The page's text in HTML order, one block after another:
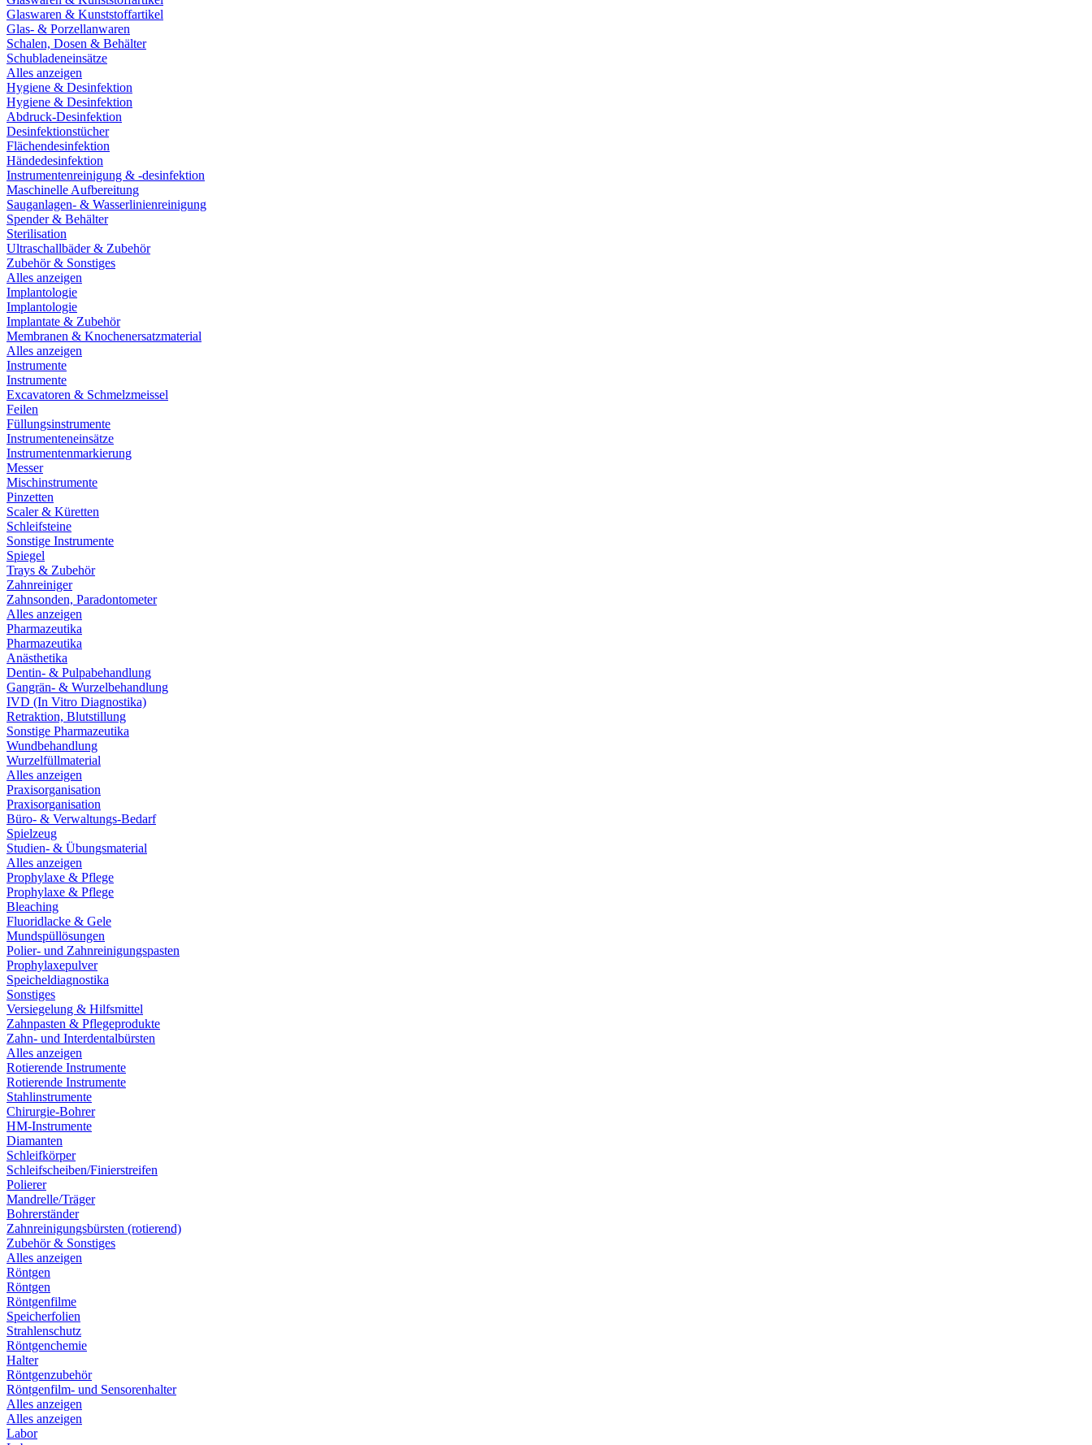
Glaswaren & Kunststoffartikel
Glas- & Porzellanwaren
Schalen, Dosen & Behälter
Schubladeneinsätze
Alles anzeigen
Hygiene & Desinfektion
Hygiene & Desinfektion
Abdruck-Desinfektion
Desinfektionstücher
Flächendesinfektion
Händedesinfektion
Instrumentenreinigung & -desinfektion
Maschinelle Aufbereitung
Sauganlagen- & Wasserlinienreinigung
Spender & Behälter
Sterilisation
Ultraschallbäder & Zubehör
Zubehör & Sonstiges
Alles anzeigen
Implantologie
Implantologie
Implantate & Zubehör
Membranen & Knochenersatzmaterial
Alles anzeigen
Instrumente
Instrumente
Excavatoren & Schmelzmeissel
Feilen
Füllungsinstrumente
Instrumenteneinsätze
Instrumentenmarkierung
Messer
Mischinstrumente
Pinzetten
Scaler & Küretten
Schleifsteine
Sonstige Instrumente
Spiegel
Trays & Zubehör
Zahnreiniger
Zahnsonden, Paradontometer
Alles anzeigen
Pharmazeutika
Pharmazeutika
Anästhetika
Dentin- & Pulpabehandlung
Gangrän- & Wurzelbehandlung
IVD (In Vitro Diagnostika)
Retraktion, Blutstillung
Sonstige Pharmazeutika
Wundbehandlung
Wurzelfüllmaterial
Alles anzeigen
Praxisorganisation
Praxisorganisation
Büro- & Verwaltungs-Bedarf
Spielzeug
Studien- & Übungsmaterial
Alles anzeigen
Prophylaxe & Pflege
Prophylaxe & Pflege
Bleaching
Fluoridlacke & Gele
Mundspüllösungen
Polier- und Zahnreinigungspasten
Prophylaxepulver
Speicheldiagnostika
Sonstiges
Versiegelung & Hilfsmittel
Zahnpasten & Pflegeprodukte
Zahn- und Interdentalbürsten
Alles anzeigen
Rotierende Instrumente
Rotierende Instrumente
Stahlinstrumente
Chirurgie-Bohrer
HM-Instrumente
Diamanten
Schleifkörper
Schleifscheiben/Finierstreifen
Polierer
Mandrelle/Träger
Bohrerständer
Zahnreinigungsbürsten (rotierend)
Zubehör & Sonstiges
Alles anzeigen
Röntgen
Röntgen
Röntgenfilme
Speicherfolien
Strahlenschutz
Röntgenchemie
Halter
Röntgenzubehör
Röntgenfilm- und Sensorenhalter
Alles anzeigen
Alles anzeigen
Labor